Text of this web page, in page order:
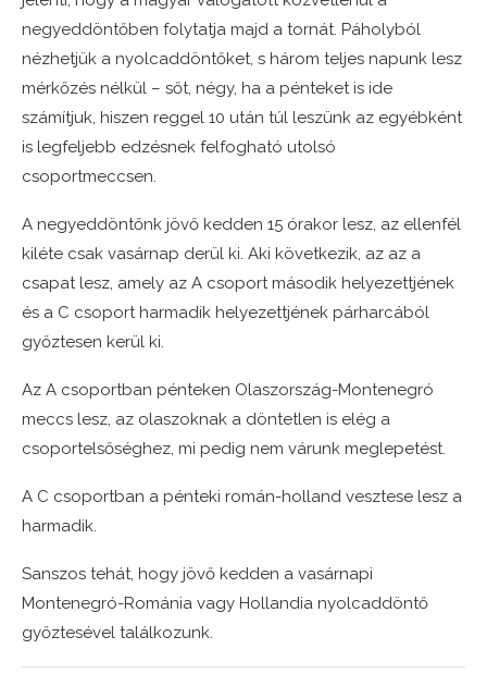
negyeddöntőben folytatja majd a tornát. Páholyból
nézhetjük a nyolcaddöntőket, s három teljes napunk lesz
mérkőzés nélkül – sőt, négy, ha a pénteket is ide
számítjuk, hiszen reggel 10 után túl leszünk az egyébként
is legfeljebb edzésnek felfogható utolsó
csoportmeccsen.
A negyeddöntőnk jövő kedden 15 órakor lesz, az ellenfél
kiléte csak vasárnap derül ki. Aki következik, az az a
csapat lesz, amely az A csoport második helyezettjének
és a C csoport harmadik helyezettjének párharcából
győztesen kerül ki.
Az A csoportban pénteken Olaszország-Montenegró
meccs lesz, az olaszoknak a döntetlen is elég a
csoportelsőséghez, mi pedig nem várunk meglepetést.
A C csoportban a pénteki román-holland vesztese lesz a
harmadik.
Sanszos tehát, hogy jövő kedden a vasárnapi
Montenegró-Románia vagy Hollandia nyolcaddöntő
győztesével találkozunk.